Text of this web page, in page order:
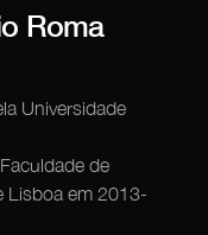
Roma
Universidade
de
Lisboa em 2013-